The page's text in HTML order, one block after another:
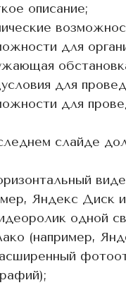
описание;
для
для
для
слайде
Яндекс Диск
одной
(например,